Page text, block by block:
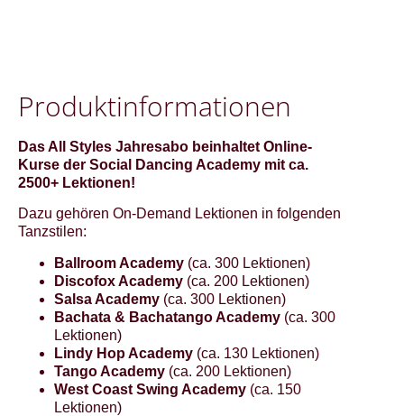
Pro­dukt­in­for­ma­tio­nen
Das All Styles Jahresabo beinhaltet Online-
Kurse der Social Dancing Academy mit ca.
2500+ Lektionen!
Dazu gehören On-Demand Lektionen in folgenden
Tanzstilen:
Ballroom Academy (ca. 300 Lektionen)
Discofox Academy (ca. 200 Lektionen)
Salsa Academy (ca. 300 Lektionen)
Bachata & Bachatango Academy (ca. 300
Lektionen)
Lindy Hop Academy (ca. 130 Lektionen)
Tango Academy (ca. 200 Lektionen)
West Coast Swing Academy (ca. 150
Lektionen)